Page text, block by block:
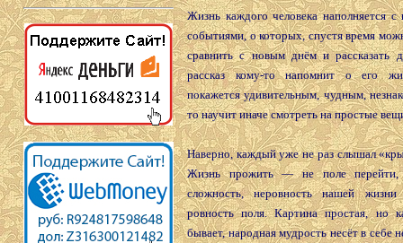
Жизнь каждого человека наполняется
событиями, о которых, спустя время
сравнить с новым днём и рассказать
рассказ кому-то напомнит о его
покажется удивительным, чудным,
то научит иначе смотреть на простые
Наверно, каждый уже не раз слышал
Жизнь прожить — не поле перейти,
сложность, неровность нашей
ровность поля. Картина простая, но
бывает, народная мудрость несёт в себе